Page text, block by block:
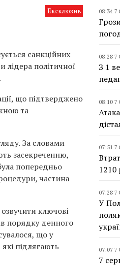
Ексклюзив
санкційних
політичної
що підтверджено
та
За словами
засекреченню,
попередньо
частина
ключові
порядку денного
що у
підлягають
08:34 7
08:28 7
З 1
08:10 7
07:51 7
1210
07:28 7
У
07:07 7
7